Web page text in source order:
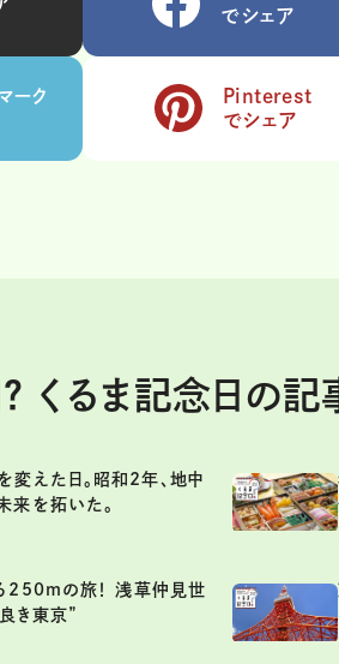
でシェア
ーク
Pinterest
でシェア
くるま記念日の記
変えた日。昭和2年、地中
来を拓いた。
250mの旅！ 浅草仲見世
き東京”